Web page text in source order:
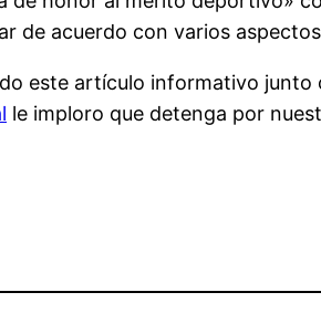
de acuerdo con varios
este artículo informativo
le imploro que detenga por